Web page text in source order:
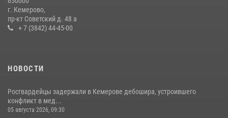
гипермаркета товары на 13 тысяч рублей (ВИДЕО)
16 июля 2026, 06:43
г. Кемерово,
пр-кт Советский д. 48 а
+ 7 (3842) 44-45-00
НОВОСТИ
Росгвардейцы задержали в Кемерове дебошира, устроившего
конфликт в мед...
05 августа 2026, 09:30